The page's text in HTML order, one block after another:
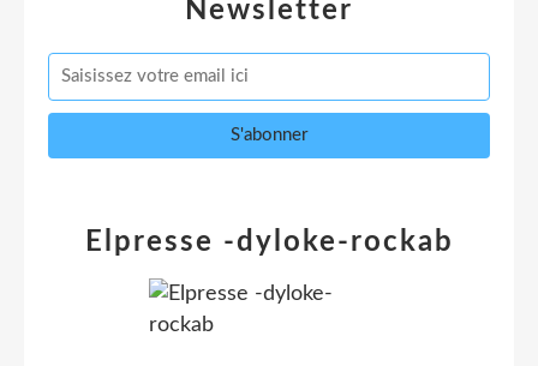
Newsletter
Elpresse -dyloke-rockab